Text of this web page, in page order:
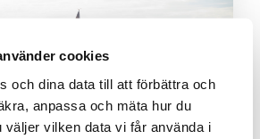
cookies
och dina data till att förbättra och
anpassa och mäta hur du
väljer vilken data vi får använda i